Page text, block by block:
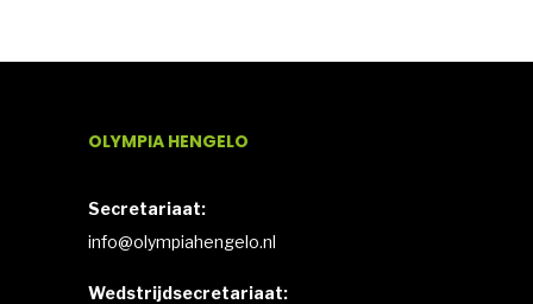
OLYMPIA HENGELO
Secretariaat:
info@olympiahengelo.nl
Wedstrijdsecretariaat: